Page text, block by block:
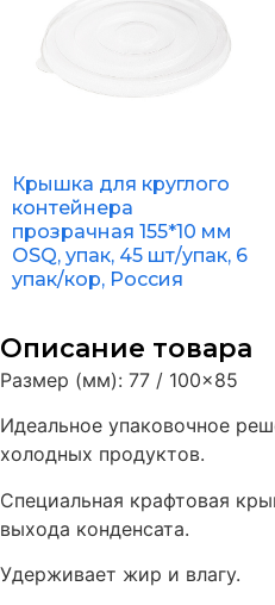
Крышка для круглого
контейнера
прозрачная 155*10 мм
OSQ, упак, 45 шт/упак, 6
упак/кор, Россия
Описание товара
Размер (мм): 77 / 100×85
Идеальное упаковочное
холодных продуктов.
Специальная крафтовая
выхода конденсата.
Удерживает жир и влагу.